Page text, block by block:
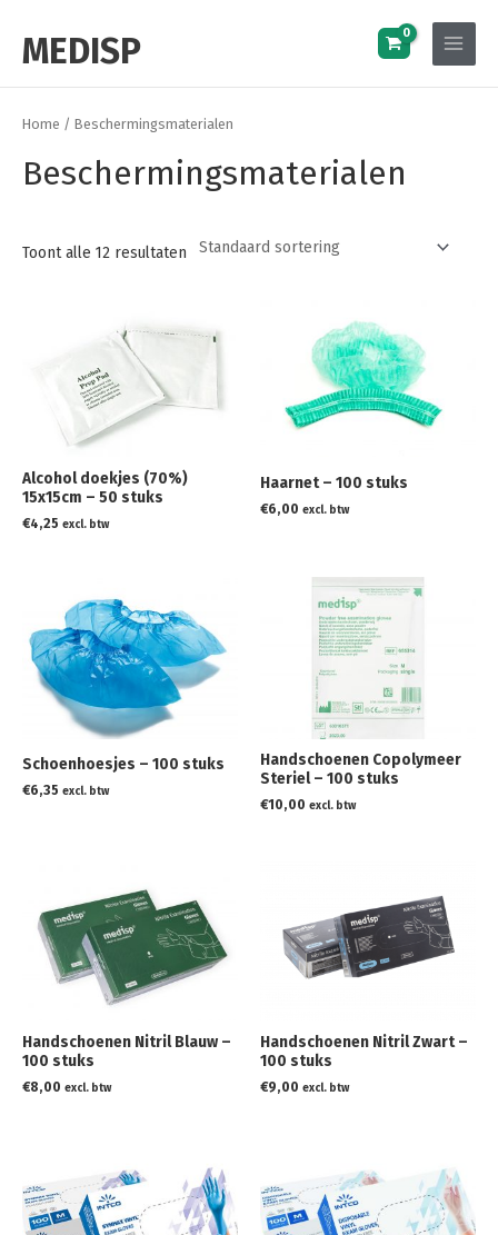
naarMEDISP
Main
Menu
Home / Beschermingsmaterialen
Beschermingsmaterialen
Toont alle 12 resultaten
Alcohol doekjes (70%)
15x15cm – 50 stuks
€4,25 excl. btw
Haarnet – 100 stuks
€6,00 excl. btw
Schoenhoesjes – 100 stuks
€6,35 excl. btw
Handschoenen Copolymeer
Steriel – 100 stuks
€10,00 excl. btw
Handschoenen Nitril Blauw –
100 stuks
€8,00 excl. btw
Handschoenen Nitril Zwart –
100 stuks
€9,00 excl. btw